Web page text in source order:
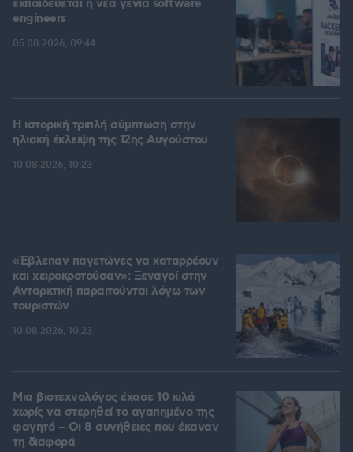
εκπαιδεύεται η νέα γενιά software
engineers
05.08.2026, 09:44
Η ιστορική τριπλή σύμπτωση στην
ηλιακή έκλειψη της 12ης Αυγούστου
10.08.2026, 10:23
«Έβλεπαν παγετώνες να καταρρέουν
και χειροκροτούσαν»: Ξεναγοί στην
Ανταρκτική παραιτούνται λόγω των
τουριστών
10.08.2026, 10:23
Μια βιοτεχνολόγος έχασε 10 κιλά
χωρίς να στερηθεί το αγαπημένο της
φαγητό – Οι 8 συνήθειες που έκαναν
τη διαφορά